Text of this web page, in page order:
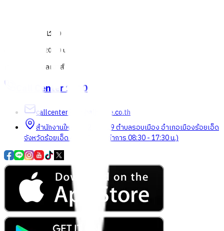
Call Center 1160
ทุกวัน 08:00 - 20:00 น.
เกี่ยวกับโกลบอลเฮ้าส์
Call Center1160
callcenter@globalhouse.co.th
สำนักงานใหญ่: 232 หมู่ที่ 19 ตำบลรอบเมือง อำเภอเมืองร้อยเอ็ด
จังหวัดร้อยเอ็ด 45000 (เวลาทำการ 08:30 - 17:30 น.)